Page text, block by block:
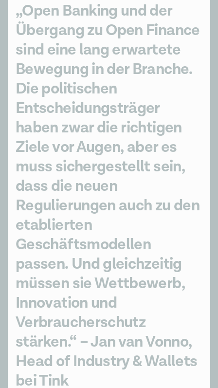
„Open Banking und der
Übergang zu Open Finance
sind eine lang erwartete
Bewegung in der Branche.
Die politischen
Entscheidungsträger
haben zwar die richtigen
Ziele vor Augen, aber es
muss sichergestellt sein,
dass die neuen
Regulierungen auch zu den
etablierten
Geschäftsmodellen
passen. Und gleichzeitig
müssen sie Wettbewerb,
Innovation und
Verbraucherschutz
stärken.“ – Jan van Vonno,
Head of Industry & Wallets
bei Tink